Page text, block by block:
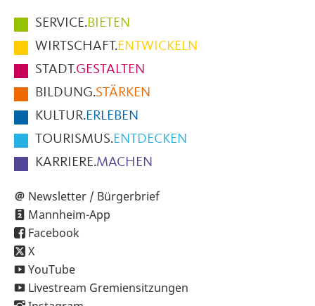
Hauptmenüpunkte
im
Fußbereich
der
Seite
SERVICE.BIETEN
WIRTSCHAFT.ENTWICKELN
STADT.GESTALTEN
BILDUNG.STÄRKEN
KULTUR.ERLEBEN
TOURISMUS.ENTDECKEN
KARRIERE.MACHEN
Newsletter / Bürgerbrief
Mannheim-App
Facebook
X
YouTube
Livestream Gremiensitzungen